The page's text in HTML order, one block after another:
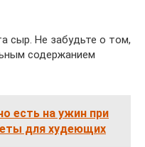
сыр. Не забудьте о том,
содержанием
есть на ужин при
для худеющих